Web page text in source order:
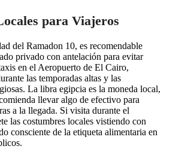
para Viajeros
del Ramadon 10, es recomendable
privado con antelación para evitar
en el Aeropuerto de El Cairo,
las temporadas altas y las
La libra egipcia es la moneda local,
llevar algo de efectivo para
a la llegada. Si visita durante el
las costumbres locales vistiendo con
consciente de la etiqueta alimentaria en